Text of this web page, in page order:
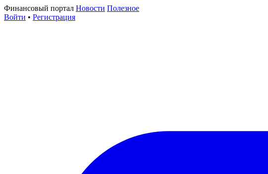
Финансовый портал Новости Полезное
Войти • Регистрация